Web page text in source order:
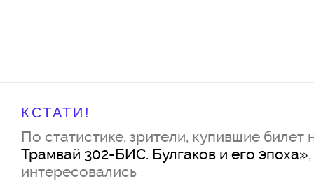
КСТАТИ!
По статистике, зрители, купившие билет
Трамвай 302-БИС. Булгаков и его эпоха»
интересовались